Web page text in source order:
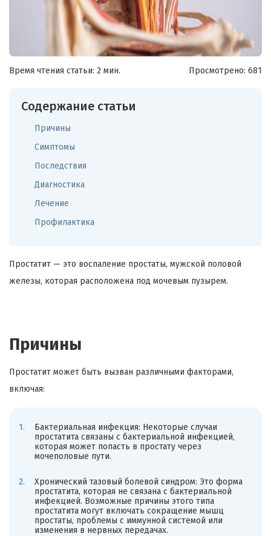
Время чтения статьи: 2 мин. Просмотрено: 681
Содержание статьи
Причины
Симптомы
Последствия
Диагностика
Лечение
Профилактика
Простатит — это воспаление простаты, мужской половой
железы, которая расположена под мочевым пузырем.
Причины
Простатит может быть вызван различными факторами,
включая:
Бактериальная инфекция: Некоторые случаи
простатита связаны с бактериальной инфекцией,
которая может попасть в простату через
мочеполовые пути.
Хронический тазовый болевой синдром: Это форма
простатита, которая не связана с бактериальной
инфекцией. Возможные причины этого типа
простатита могут включать сокращение мышц
простаты, проблемы с иммунной системой или
изменения в нервных передачах.